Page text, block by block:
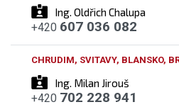
Ing. Oldřich Chalupa
+420 607 036 082
Ing. Milan Jirouš
CHRUDIM, SVITAVY, BLANSKO,
+420 702 228 941